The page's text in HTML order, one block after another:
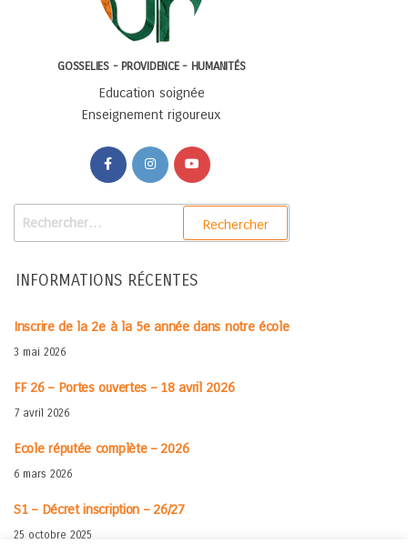
GOSSELIES - PROVIDENCE - HUMANITÉS
Education soignée
Enseignement rigoureux
INFORMATIONS RÉCENTES
Inscrire de la 2e à la 5e année dans notre école
3 mai 2026
FF 26 – Portes ouvertes – 18 avril 2026
7 avril 2026
Ecole réputée complète – 2026
6 mars 2026
S1 – Décret inscription – 26/27
25 octobre 2025